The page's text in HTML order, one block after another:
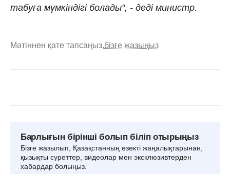
табуға мүмкіндігі болады", - деді министр.
Мәтіннен қате тапсаңыз,бізге жазыңыз
Барлығын бірінші болып біліп отырыңыз
Бізге жазылып, Қазақстанның өзекті жаңалықтарынан,
қызықты суреттер, видеолар мен эксклюзивтерден
хабардар болыңыз.